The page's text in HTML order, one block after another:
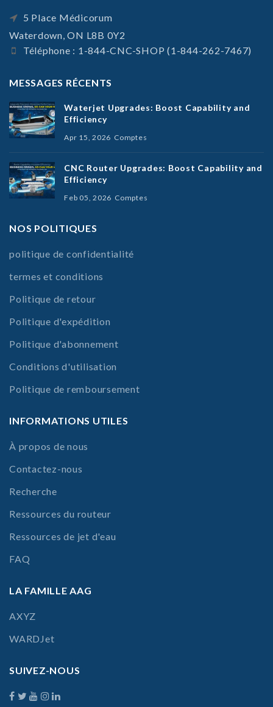
5 Place Médicorum
Waterdown, ON L8B 0Y2
Téléphone : 1-844-CNC-SHOP (1-844-262-7467)
MESSAGES RÉCENTS
Waterjet Upgrades: Boost Capability and
Efficiency
Apr 15, 2026 Comptes
CNC Router Upgrades: Boost Capability and
Efficiency
Feb 05, 2026 Comptes
NOS POLITIQUES
politique de confidentialité
termes et conditions
Politique de retour
Politique d'expédition
Politique d'abonnement
Conditions d'utilisation
Politique de remboursement
INFORMATIONS UTILES
À propos de nous
Contactez-nous
Recherche
Ressources du routeur
Ressources de jet d'eau
FAQ
LA FAMILLE AAG
AXYZ
WARDJet
SUIVEZ-NOUS